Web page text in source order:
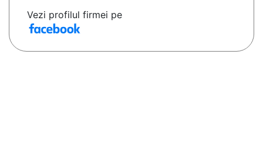
Vezi profilul firmei pe